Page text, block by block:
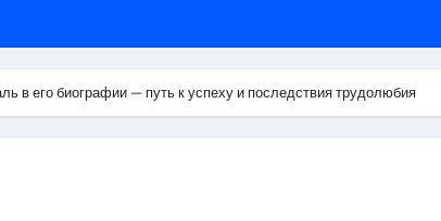
для освоения актуальных профессий онлайн
данных назначение и виды
от проектной документации до
в его биографии — путь к успеху и последствия трудолюбия